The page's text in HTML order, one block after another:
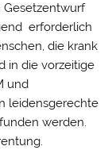
Gesetzentwurf
erforderlich
die krank
in die vorzeitige
und
leidensgerechte
werden.